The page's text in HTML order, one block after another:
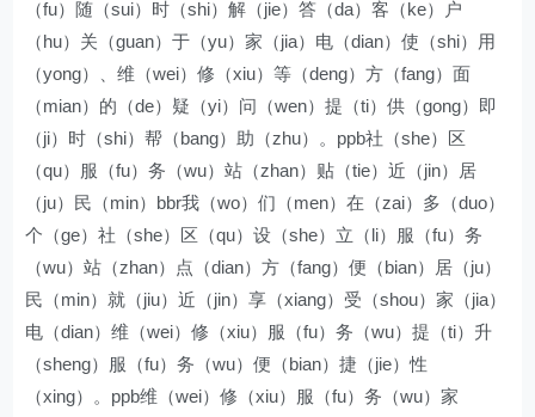
（fu）随（sui）时（shi）解（jie）答（da）客（ke）户
（hu）关（guan）于（yu）家（jia）电（dian）使（shi）用
（yong）、维（wei）修（xiu）等（deng）方（fang）面
（mian）的（de）疑（yi）问（wen）提（ti）供（gong）即
（ji）时（shi）帮（bang）助（zhu）。ppb社（she）区
（qu）服（fu）务（wu）站（zhan）贴（tie）近（jin）居
（ju）民（min）bbr我（wo）们（men）在（zai）多（duo）
个（ge）社（she）区（qu）设（she）立（li）服（fu）务
（wu）站（zhan）点（dian）方（fang）便（bian）居（ju）
民（min）就（jiu）近（jin）享（xiang）受（shou）家（jia）
电（dian）维（wei）修（xiu）服（fu）务（wu）提（ti）升
（sheng）服（fu）务（wu）便（bian）捷（jie）性
（xing）。ppb维（wei）修（xiu）服（fu）务（wu）家